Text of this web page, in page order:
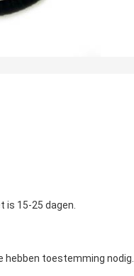
is 15-25 dagen.
hebben toestemming nodig.